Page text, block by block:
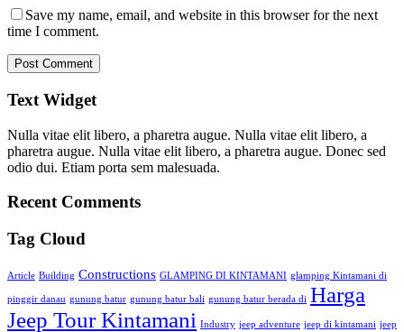
Save my name, email, and website in this browser for the next
time I comment.
Text Widget
Nulla vitae elit libero, a pharetra augue. Nulla vitae elit libero, a
pharetra augue. Nulla vitae elit libero, a pharetra augue. Donec sed
odio dui. Etiam porta sem malesuada.
Recent Comments
Tag Cloud
Article Building Constructions GLAMPING DI KINTAMANI glamping Kintamani di
pinggir danau gunung batur gunung batur bali gunung batur berada di Harga
Jeep Tour Kintamani Industry jeep adventure jeep di kintamani jeep